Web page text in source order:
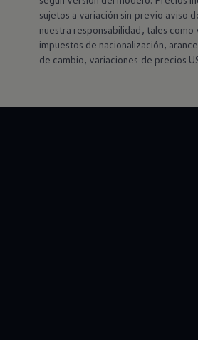
sujetos a variación sin previo aviso
nuestra responsabilidad, tales como
impuestos de nacionalización,
de cambio, variaciones de precios